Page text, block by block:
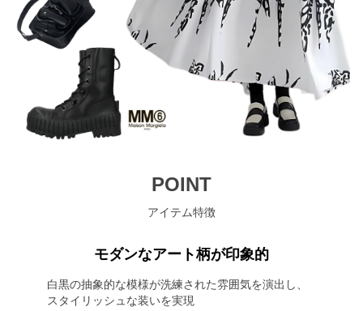
POINT
アイテム特徴
モダンなアート柄が印象的
白黒の抽象的な模様が洗練された雰囲気を演出し、
スタイリッシュな装いを実現